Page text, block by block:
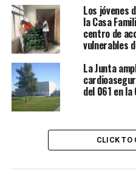
Los jóvenes
la Casa
centro de
vulnerables
La Junta
del 061 en la
CLICK TO